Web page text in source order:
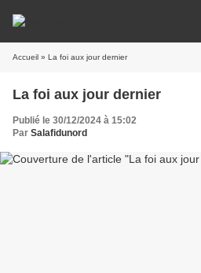
Accueil » La foi aux jour dernier
La foi aux jour dernier
Publié le 30/12/2024 à 15:02
Par Salafidunord